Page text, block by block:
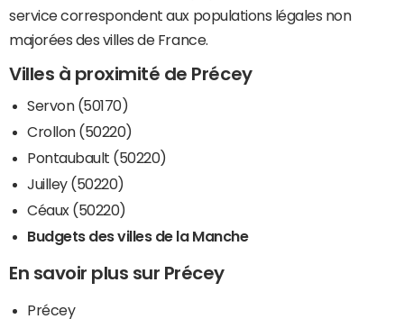
service correspondent aux populations légales non
majorées des villes de France.
Villes à proximité de Précey
Servon (50170)
Crollon (50220)
Pontaubault (50220)
Juilley (50220)
Céaux (50220)
Budgets des villes de la Manche
En savoir plus sur Précey
Précey